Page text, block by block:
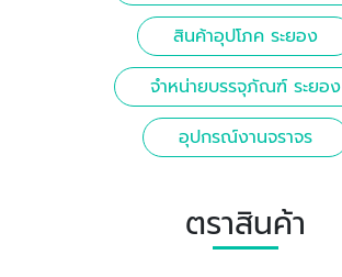
สินค้าอุปโภค ระยอง
จำหน่ายบรรจุภัณฑ์ ระยอง
อุปกรณ์งานจราจร
ตราสินค้า